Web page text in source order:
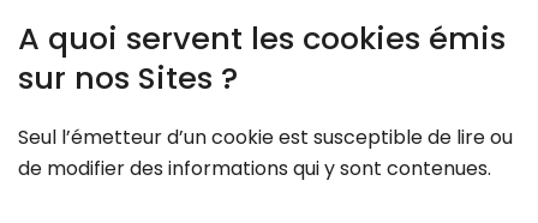
A quoi servent les cookies émis
sur nos Sites ?
Seul l’émetteur d’un cookie est susceptible de lire ou
de modifier des informations qui y sont contenues.